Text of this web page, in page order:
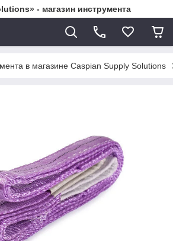
- магазин инструмента
в магазине Caspian Supply Solutions